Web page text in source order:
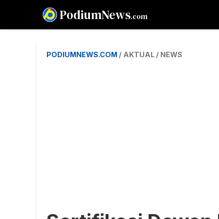
PodiumNews.com
PODIUMNEWS.COM / AKTUAL / NEWS